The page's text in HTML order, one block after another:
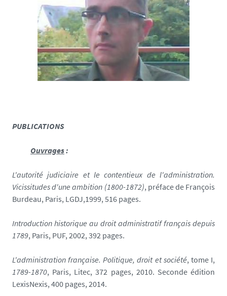
PUBLICATIONS
Ouvrages:
L'autorité judiciaire et le contentieux de l'administration.
Vicissitudes d'une ambition (1800-1872), préface de François
Burdeau, Paris, LGDJ,1999, 516 pages.
Introduction historique au droit administratif français depuis
1789, Paris, PUF, 2002, 392 pages.
L'administration française. Politique, droit et société, tome I,
1789-1870, Paris, Litec, 372 pages, 2010. Seconde édition
LexisNexis, 400 pages, 2014.